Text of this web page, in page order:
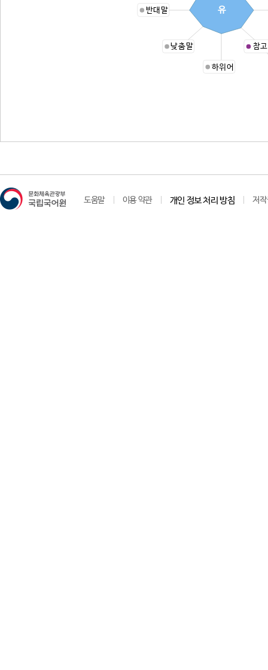
참
하위어
낮춤말
반대말 유
도움말 이용 약관 개인 정보 처리 방침 저